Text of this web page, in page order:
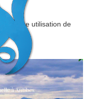
notre utilisation de